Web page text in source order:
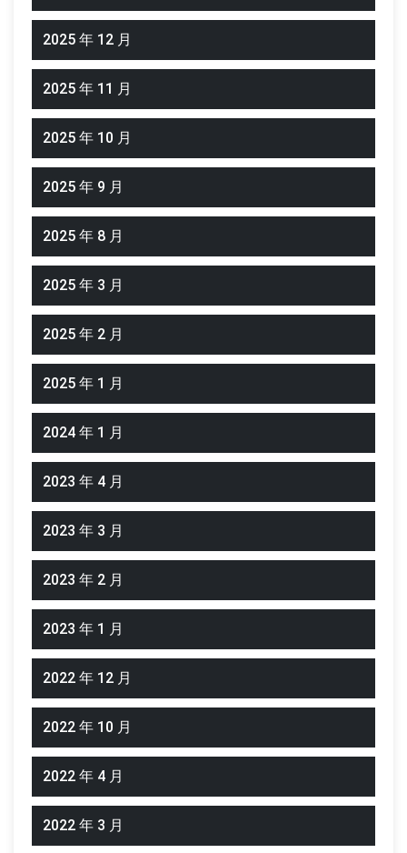
2025 年 12 月
2025 年 11 月
2025 年 10 月
2025 年 9 月
2025 年 8 月
2025 年 3 月
2025 年 2 月
2025 年 1 月
2024 年 1 月
2023 年 4 月
2023 年 3 月
2023 年 2 月
2023 年 1 月
2022 年 12 月
2022 年 10 月
2022 年 4 月
2022 年 3 月